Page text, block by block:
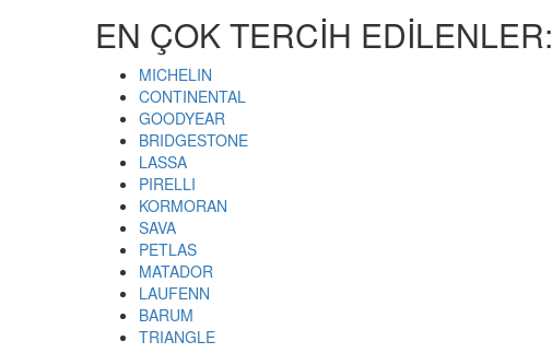
EN ÇOK TERCİH EDİLENLER:
MICHELIN
CONTINENTAL
GOODYEAR
BRIDGESTONE
LASSA
PIRELLI
KORMORAN
SAVA
PETLAS
MATADOR
LAUFENN
BARUM
TRIANGLE